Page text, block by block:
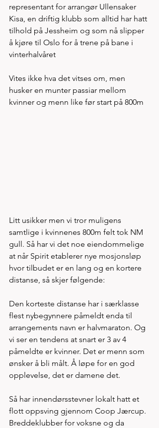
representant for arrangør Ullensaker
Kisa, en driftig klubb som alltid har hatt
tilhold på Jessheim og som nå slipper
å kjøre til Oslo for å trene på bane i
vinterhalvåret
Vites ikke hva det vitses om, men
husker en munter passiar mellom
kvinner og menn like før start på 800m
Litt usikker men vi tror muligens
samtlige i kvinnenes 800m felt tok NM
gull. Så har vi det noe eiendommelige
at når Spirit etablerer nye mosjonsløp
hvor tilbudet er en lang og en kortere
distanse, så skjer følgende:
Den korteste distanse har i særklasse
flest nybegynnere påmeldt enda til
arrangements navn er halvmaraton. Og
vi ser en tendens at snart er 3 av 4
påmeldte er kvinner. Det er menn som
ønsker å bli målt. Å løpe for en god
opplevelse, det er damene det.
Så har innendørsstevner lokalt hatt et
flott oppsving gjennom Coop Jærcup.
Breddeklubber for voksne og da